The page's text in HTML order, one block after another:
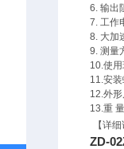
6. 输出
7. 工作
8. 大加
9. 测量
10.使
11.安
12.外
13.重
【详
ZD-